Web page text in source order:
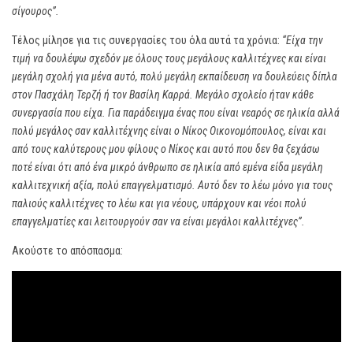
σίγουρος”.
Τέλος μίλησε για τις συνεργασίες του όλα αυτά τα χρόνια: “Είχα την
τιμή να δουλέψω σχεδόν με όλους τους μεγάλους καλλιτέχνες και είναι
μεγάλη σχολή για μένα αυτό, πολύ μεγάλη εκπαίδευση να δουλεύεις δίπλα
στον Πασχάλη Τερζή ή τον Βασίλη Καρρά. Μεγάλο σχολείο ήταν κάθε
συνεργασία που είχα. Για παράδειγμα ένας που είναι νεαρός σε ηλικία αλλά
πολύ μεγάλος σαν καλλιτέχνης είναι ο Νίκος Οικονομόπουλος, είναι και
από τους καλύτερους μου φίλους ο Νίκος και αυτό που δεν θα ξεχάσω
ποτέ είναι ότι από ένα μικρό άνθρωπο σε ηλικία από εμένα είδα μεγάλη
καλλιτεχνική αξία, πολύ επαγγελματισμό. Αυτό δεν το λέω μόνο για τους
παλιούς καλλιτέχνες το λέω και για νέους, υπάρχουν και νέοι πολύ
επαγγελματίες και λειτουργούν σαν να είναι μεγάλοι καλλιτέχνες”.
Ακούστε το απόσπασμα: